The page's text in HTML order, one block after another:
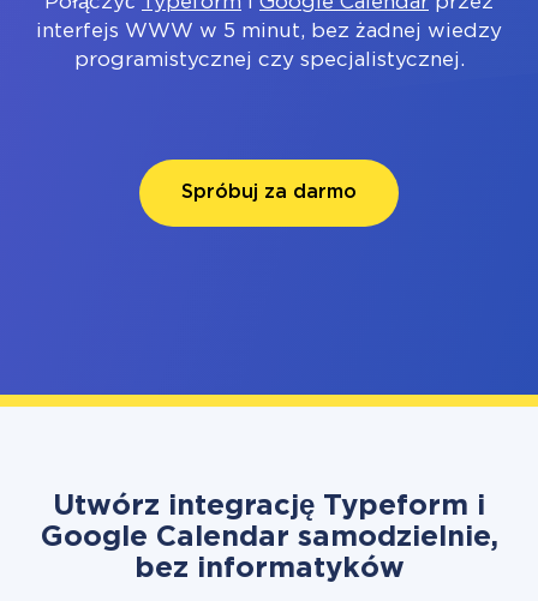
interfejs WWW w 5 minut, bez żadnej wiedzy
programistycznej czy specjalistycznej.
Spróbuj za darmo
Utwórz integrację Typeform i
Google Calendar samodzielnie,
bez informatyków